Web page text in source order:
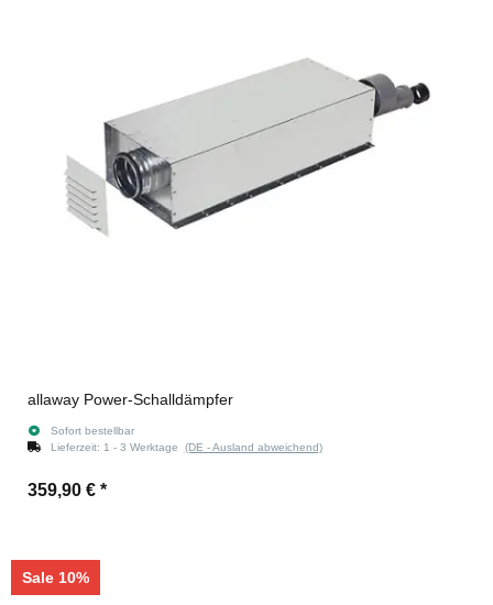
allaway Power-Schalldämpfer
Sofort bestellbar
Lieferzeit: 1 - 3 Werktage (DE - Ausland abweichend)
359,90 € *
Sale 10%